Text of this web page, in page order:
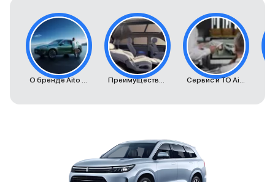
О бренде Aito Seres Преимущества автомобилей Aito Seres Сервис и ТО Aito Seres